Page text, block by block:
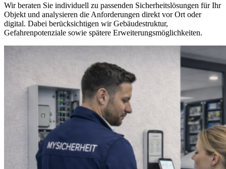
Wir beraten Sie individuell zu passenden Sicherheitslösungen für Ihr
Objekt und analysieren die Anforderungen direkt vor Ort oder
digital. Dabei berücksichtigen wir Gebäudestruktur,
Gefahrenpotenziale sowie spätere Erweiterungsmöglichkeiten.